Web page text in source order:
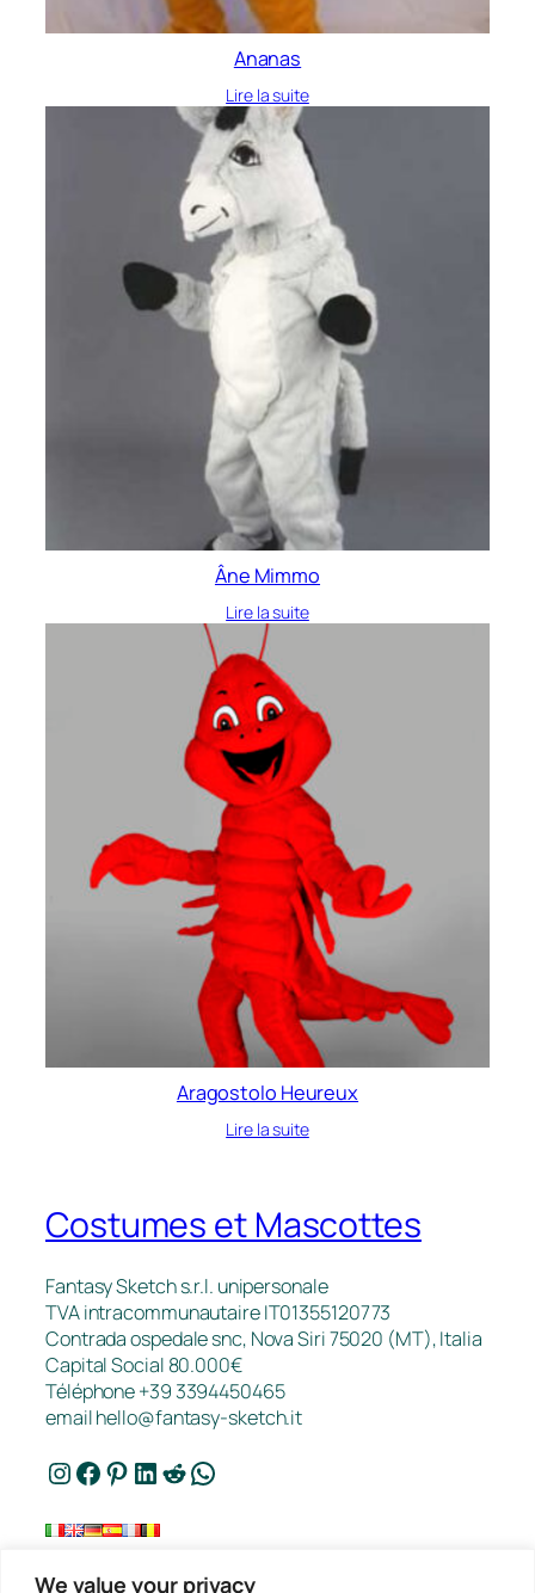
We value your privacy
Ananas
Lire la suite
Âne Mimmo
Lire la suite
Aragostolo Heureux
Lire la suite
Costumes et Mascottes
Fantasy Sketch s.r.l. unipersonale
TVA intracommunautaire IT01355120773
Contrada ospedale snc, Nova Siri 75020 (MT), Italia
Capital Social 80.000€
Téléphone +39 3394450465
emailhello@fantasy-sketch.it
Instagram Facebook Pinterest LinkedIn Reddit WhatsApp